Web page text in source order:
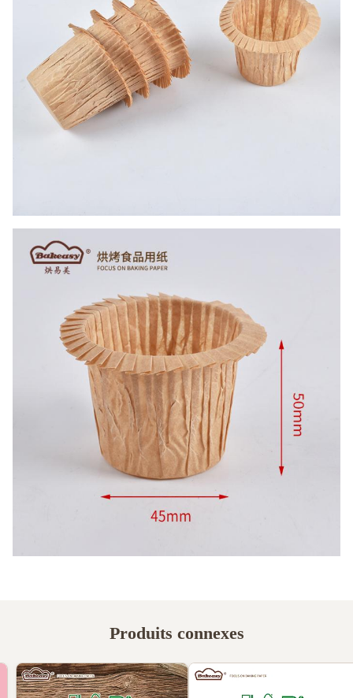
Produits connexes